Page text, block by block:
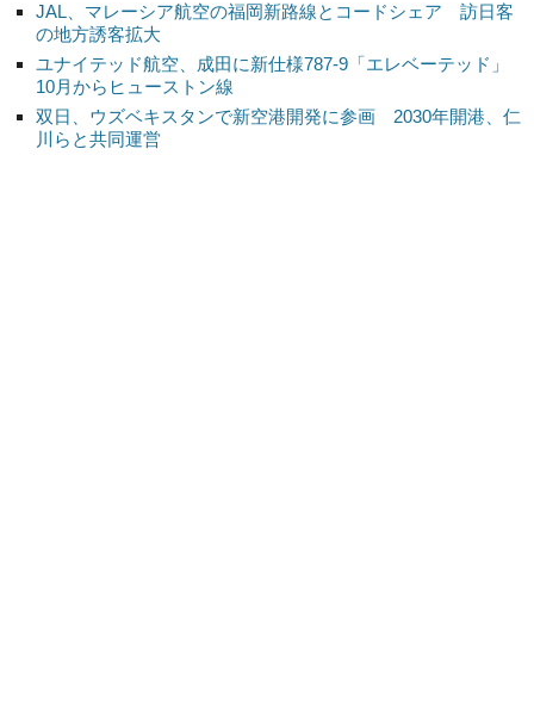
JAL、マレーシア航空の福岡新路線とコードシェア 訪日客
の地方誘客拡大
ユナイテッド航空、成田に新仕様787-9「エレベーテッド」
10月からヒューストン線
双日、ウズベキスタンで新空港開発に参画 2030年開港、仁
川らと共同運営